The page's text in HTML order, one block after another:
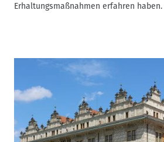
Erhaltungsmaßnahmen erfahren haben.